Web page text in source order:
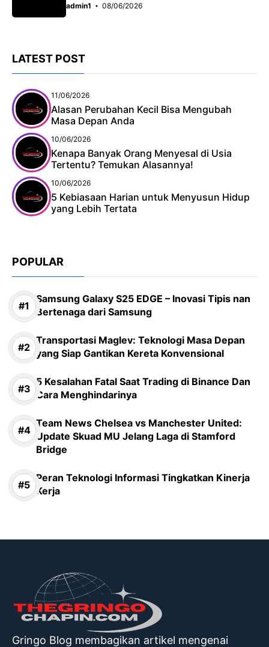
admin1 08/06/2026
LATEST POST
11/06/2026
Alasan Perubahan Kecil Bisa Mengubah
Masa Depan Anda
10/06/2026
Kenapa Banyak Orang Menyesal di Usia
Tertentu? Temukan Alasannya!
10/06/2026
5 Kebiasaan Harian untuk Menyusun Hidup
yang Lebih Tertata
POPULAR
Samsung Galaxy S25 EDGE – Inovasi Tipis nan
Bertenaga dari Samsung
Transportasi Maglev: Teknologi Masa Depan
yang Siap Gantikan Kereta Konvensional
5 Kesalahan Fatal Saat Trading di Binance Dan
Cara Menghindarinya
Team News Chelsea vs Manchester United:
Update Skuad MU Jelang Laga di Stamford
Bridge
Peran Teknologi Informasi Tingkatkan Kinerja
Kerja
Gringo Blog membagikan artikel mengenai